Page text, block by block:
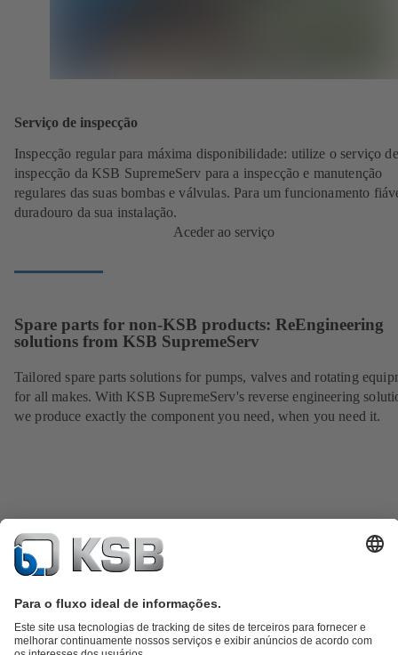
Serviço de inspecção
Inspecção regular para máxima disponibilidade: utilize o serviço de
inspecção da KSB SupremeServ para a inspecção e manutenção
regulares das suas bombas e válvulas. Para um funcionamento
duradouro da sua instalação.
Aceder ao serviço
Spare parts for non-KSB products: ReEngineering
solutions from KSB SupremeServ
Tailored spare parts solutions for pumps, valves and rotating
for all makes. With KSB SupremeServ's reverse engineering
we produce exactly the component you need, when you need it.
Catálogo de produtosKSB SupremeServ: peças sobressalentesKSB